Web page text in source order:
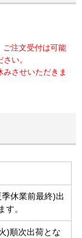
注文受付は可能
い。
させいただきま
休業前最終)出
す。
)順次出荷とな